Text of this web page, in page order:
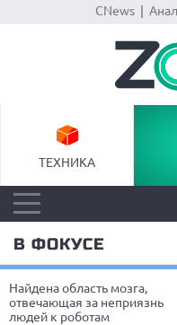
CNews|
ТЕХНИКА
В ФОКУСЕ
Найдена область мозга,
отвечающая за неприязнь
людей к роботам